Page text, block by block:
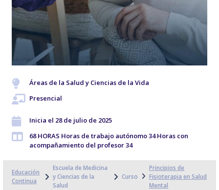
Áreas de la Salud y Ciencias de la Vida
Presencial
Inicia el 28 de julio de 2025
68 HORAS Horas de trabajo autónomo 34 Horas con
acompañamiento del profesor 34
Educación
Continua
Escuela de Medicina
y Ciencias de la
Salud
Curso
Principios de
Fisioterapia en Salud
Mental